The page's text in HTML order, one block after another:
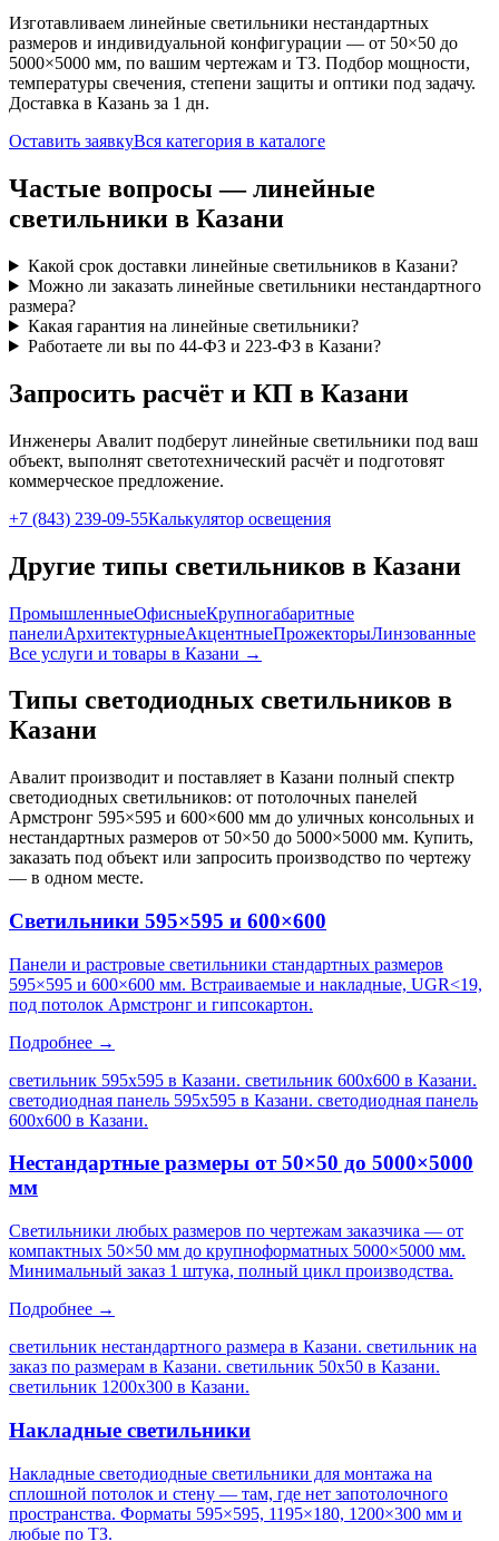
Изготавливаем линейные светильники нестандартных
размеров и индивидуальной конфигурации — от 50×50 до
5000×5000 мм, по вашим чертежам и ТЗ. Подбор мощности,
температуры свечения, степени защиты и оптики под задачу.
Доставка в Казань за 1 дн.
Оставить заявкуВся категория в каталоге
Частые вопросы —линейные
светильники в Казани
Какой срок доставки линейные светильников в Казани?
Можно ли заказать линейные светильники нестандартного
размера?
Какая гарантия на линейные светильники?
Работаете ли вы по 44-ФЗ и 223-ФЗ в Казани?
Запросить расчёт и КП в Казани
Инженеры Авалит подберут линейные светильники под ваш
объект, выполнят светотехнический расчёт и подготовят
коммерческое предложение.
+7 (843) 239-09-55Калькулятор освещения
Другие типы светильников в Казани
ПромышленныеОфисныеКрупногабаритные
панелиАрхитектурныеАкцентныеПрожекторыЛинзованные
Все услуги и товары в Казани →
Типы светодиодных светильников в
Казани
Авалит производит и поставляет в Казани полный спектр
светодиодных светильников: от потолочных панелей
Армстронг 595×595 и 600×600 мм до уличных консольных и
нестандартных размеров от 50×50 до 5000×5000 мм. Купить,
заказать под объект или запросить производство по чертежу
— в одном месте.
Светильники 595×595 и 600×600
Панели и растровые светильники стандартных размеров
595×595 и 600×600 мм. Встраиваемые и накладные, UGR<19,
под потолок Армстронг и гипсокартон.
Подробнее →
светильник 595х595 в Казани. светильник 600х600 в Казани.
светодиодная панель 595х595 в Казани. светодиодная панель
600х600 в Казани.
Нестандартные размеры от 50×50 до 5000×5000
мм
Светильники любых размеров по чертежам заказчика — от
компактных 50×50 мм до крупноформатных 5000×5000 мм.
Минимальный заказ 1 штука, полный цикл производства.
Подробнее →
светильник нестандартного размера в Казани. светильник на
заказ по размерам в Казани. светильник 50х50 в Казани.
светильник 1200х300 в Казани.
Накладные светильники
Накладные светодиодные светильники для монтажа на
сплошной потолок и стену — там, где нет запотолочного
пространства. Форматы 595×595, 1195×180, 1200×300 мм и
любые по ТЗ.